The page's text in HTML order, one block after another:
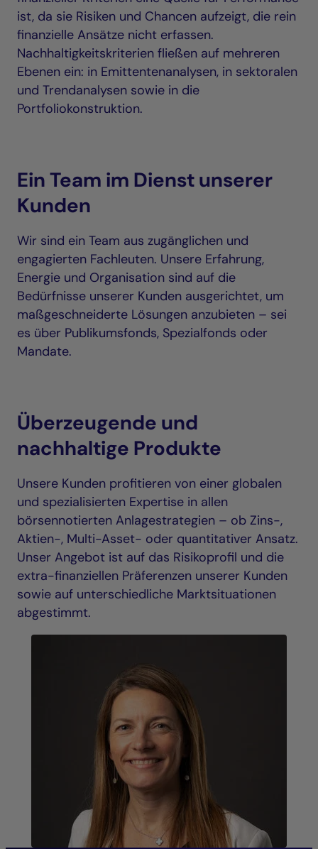
ist, da sie Risiken und Chancen aufzeigt, die rein
finanzielle Ansätze nicht erfassen.
Nachhaltigkeitskriterien fließen auf mehreren
Ebenen ein: in Emittentenanalysen, in sektoralen
und Trendanalysen sowie in die
Portfoliokonstruktion.
Ein Team im Dienst unserer
Kunden
Wir sind ein Team aus zugänglichen und
engagierten Fachleuten. Unsere Erfahrung,
Energie und Organisation sind auf die
Bedürfnisse unserer Kunden ausgerichtet, um
maßgeschneiderte Lösungen anzubieten – sei
es über Publikumsfonds, Spezialfonds oder
Mandate.
Überzeugende und
nachhaltige Produkte
Unsere Kunden profitieren von einer globalen
und spezialisierten Expertise in allen
börsennotierten Anlagestrategien – ob Zins-,
Aktien-, Multi-Asset- oder quantitativer Ansatz.
Unser Angebot ist auf das Risikoprofil und die
extra-finanziellen Präferenzen unserer Kunden
sowie auf unterschiedliche Marktsituationen
abgestimmt.